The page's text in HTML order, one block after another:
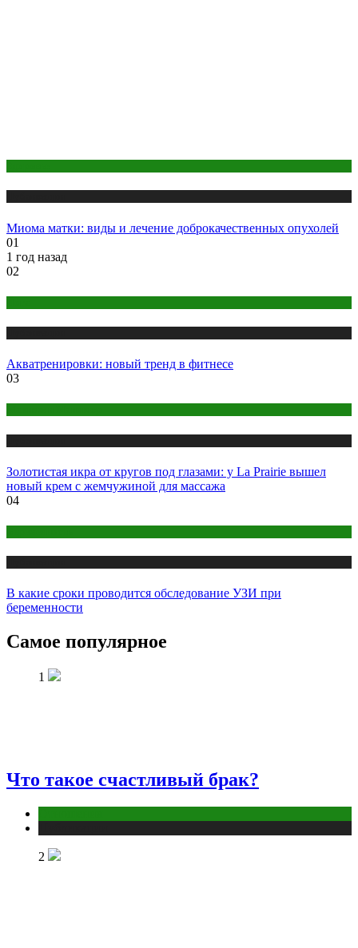
Миома матки: виды и лечение доброкачественных опухолей
01
1 год назад
02
Акватренировки: новый тренд в фитнесе
03
Золотистая икра от кругов под глазами: у La Prairie вышел
новый крем с жемчужиной для массажа
04
В какие сроки проводится обследование УЗИ при
беременности
Самое популярное
1
Что такое счастливый брак?
2